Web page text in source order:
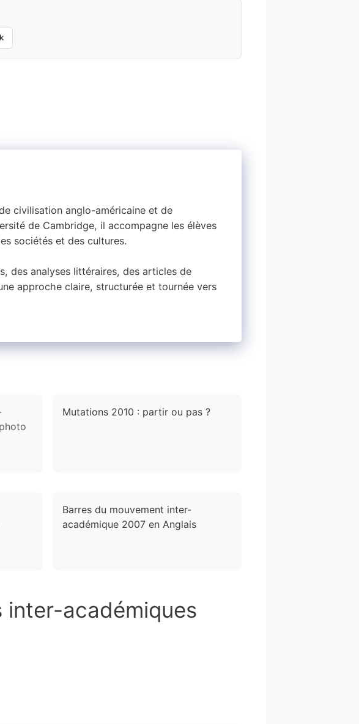
civilisation anglo-américaine et de
de Cambridge, il accompagne les élèves
sociétés et des cultures.
des analyses littéraires, des articles de
approche claire, structurée et tournée vers
Mutations 2010 : partir ou pas ?
Barres du mouvement inter-
académique 2007 en Anglais
inter-académiques